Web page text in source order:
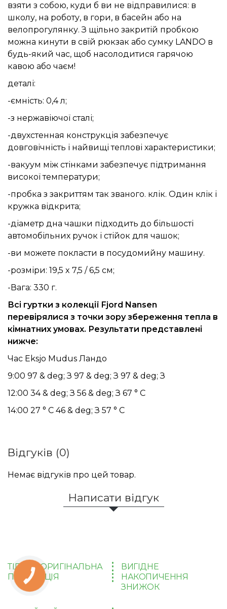
взяти з собою, куди б ви не відправилися: в
школу, на роботу, в гори, в басейн або на
велопрогулянку. З щільно закритій пробкою
можна кинути в свій рюкзак або сумку LANDO в
будь-який час, щоб насолодитися гарячою
кавою або чаєм!
деталі:
-ємність: 0,4 л;
-з нержавіючої сталі;
-двухстенная конструкція забезпечує
довговічність і найвищі теплові характеристики;
-вакуум між стінками забезпечує підтримання
високої температури;
-пробка з закриттям так званого. клік. Один клік і
кружка відкрита;
-діаметр дна чашки підходить до більшості
автомобільних ручок і стійок для чашок;
-ви можете покласти в посудомийну машину.
-розміри: 19,5 x 7,5 / 6,5 см;
-Вага: 330 г.
Всі гуртки з колекції Fjord Nansen
перевірялися з точки зору збереження тепла в
кімнатних умовах. Результати представлені
нижче:
Час Eksjo Mudus Ландо
9:00 97 & deg; З 97 & deg; З 97 & deg; З
12:00 34 & deg; З 56 & deg; З 67 ° С
14:00 27 ° С 46 & deg; З 57 ° С
Відгуків (0)
Немає відгуків про цей товар.
Написати відгук
ТІЛЬКИ ОРИГІНАЛЬНА
ПРОДУКЦІЯ
ВИГІДНЕ
НАКОПИЧЕННЯ
ЗНИЖОК
КНОПКА
ЗВ'ЯЗКУ